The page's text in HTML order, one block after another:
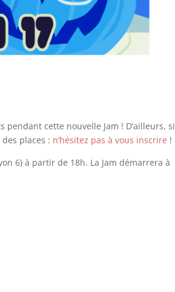
cette nouvelle Jam ! D’ailleurs, si
places : n’hésitez pas à vous inscrire !
6) à partir de 18h. La Jam démarrera à